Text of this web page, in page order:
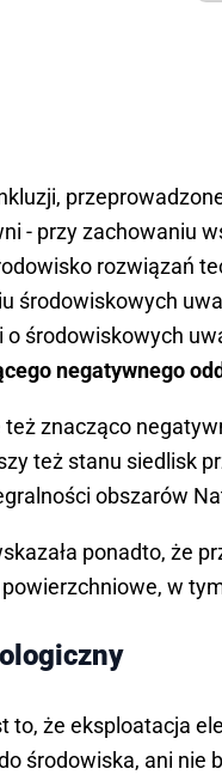
- przy zachowaniu
rozwiązań
środowiskowych
o środowiskowych
negatywnego
znacząco
też stanu siedlisk
obszarów
ponadto, że
w
to, że eksploatacja
środowiska, ani nie